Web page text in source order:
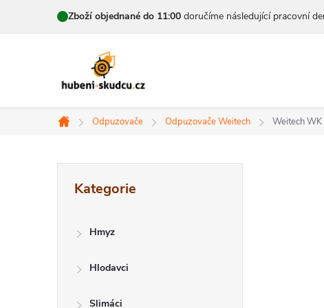
Zboží objednané do 11:00 doručíme následující pracovní
Domů
Odpuzovače Odpuzovače Weitech Weitech
kategorie
Kategorie
Hmyz
Hlodavci
Slimáci